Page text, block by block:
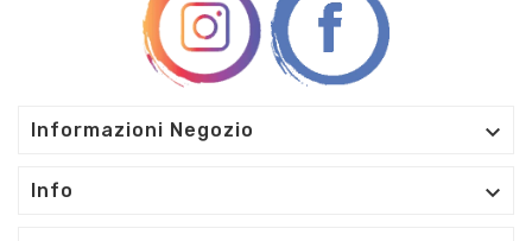
Informazioni Negozio 
Info 